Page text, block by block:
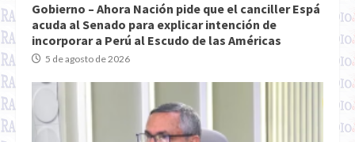
Gobierno – Ahora Nación pide que el canciller Espá
acuda al Senado para explicar intención de
incorporar a Perú al Escudo de las Américas
5 de agosto de 2026